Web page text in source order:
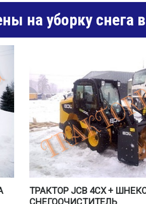
на уборку снега
ТРАКТОР JCB 4CX +
СНЕГООЧИСТИТЕЛЬ